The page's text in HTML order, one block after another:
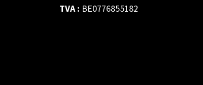
TVA : BE0776855182